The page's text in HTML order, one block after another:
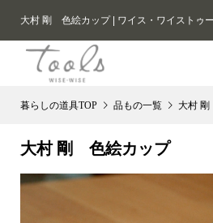
大村 剛 色絵カップ | ワイス・ワイストゥ
品もの一覧 大村 剛
大村 剛 色絵カップ